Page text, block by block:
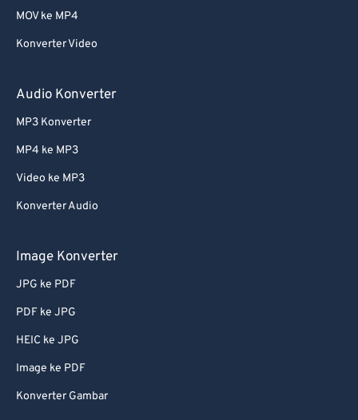
MOV ke MP4
Konverter Video
Audio Konverter
MP3 Konverter
MP4 ke MP3
Video ke MP3
Konverter Audio
Image Konverter
JPG ke PDF
PDF ke JPG
HEIC ke JPG
Image ke PDF
Konverter Gambar